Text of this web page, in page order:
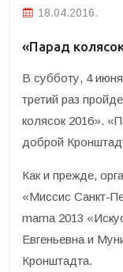
18.04.2016.
«Парад
В субботу, 4
третий раз
колясок 2016».
доброй
Как и прежде,
«Миссис Санкт-
mama 2013
Евгеньевна и
Кронштадта.